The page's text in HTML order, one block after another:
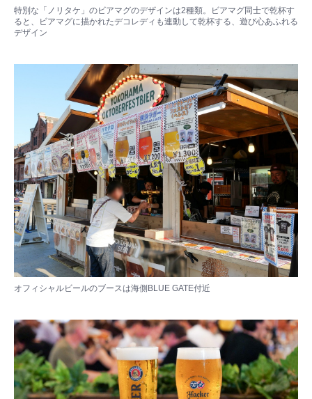
特別な「ノリタケ」のビアマグのデザインは2種類。ビアマグ同士で乾杯す
ると、ビアマグに描かれたデコレディも連動して乾杯する、遊び心あふれる
デザイン
オフィシャルビールのブースは海側BLUE GATE付近